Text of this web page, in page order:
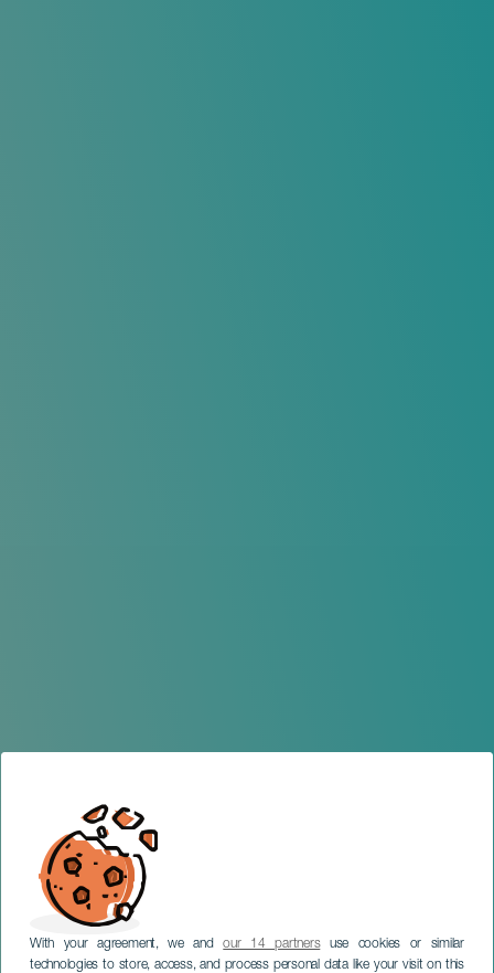
With your agreement, we andour 14 partnersuse cookies or similar
technologies to store, access, and process personal data like your visit on this